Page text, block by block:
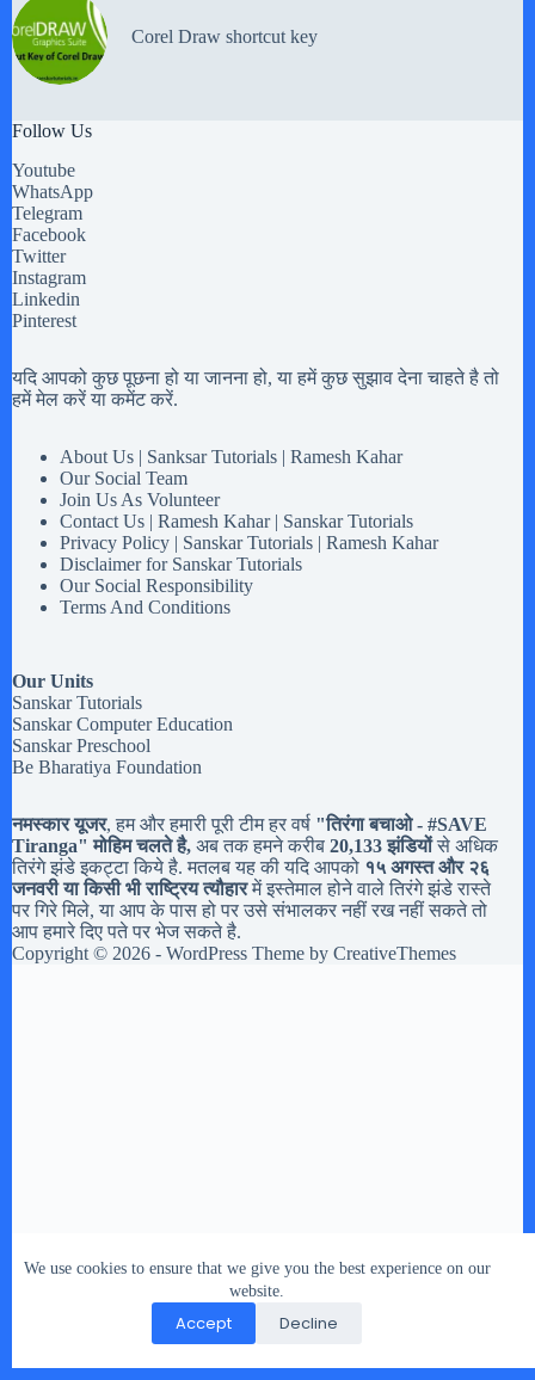
We use cookies to ensure that we give you the best experience on our
website.
Accept Decline
Corel Draw shortcut key
Follow Us
Youtube
WhatsApp
Telegram
Facebook
Twitter
Instagram
Linkedin
Pinterest
यदि आपको कुछ पूछना हो या जानना हो, या हमें कुछ सुझाव देना चाहते है तो
हमें मेल करें या कमेंट करें.
About Us | Sanksar Tutorials | Ramesh Kahar
Our Social Team
Join Us As Volunteer
Contact Us | Ramesh Kahar | Sanskar Tutorials
Privacy Policy | Sanskar Tutorials | Ramesh Kahar
Disclaimer for Sanskar Tutorials
Our Social Responsibility
Terms And Conditions
Our Units
Sanskar Tutorials
Sanskar Computer Education
Sanskar Preschool
Be Bharatiya Foundation
नमस्कार यूजर, हम और हमारी पूरी टीम हर वर्ष "तिरंगा बचाओ - #SAVE
Tiranga" मोहिम चलते है, अब तक हमने करीब 20,133 झंडियोंसे अधिक
तिरंगे झंडे इकट्टा किये है. मतलब यह की यदि आपको १५ अगस्त और २६
जनवरी या किसी भी राष्ट्रिय त्यौहारमें इस्तेमाल होने वाले तिरंगे झंडे रास्ते
पर गिरे मिले, या आप के पास हो पर उसे संभालकर नहीं रख नहीं सकते तो
आप हमारे दिए पते पर भेज सकते है.
Copyright © 2026 - WordPress Theme by CreativeThemes